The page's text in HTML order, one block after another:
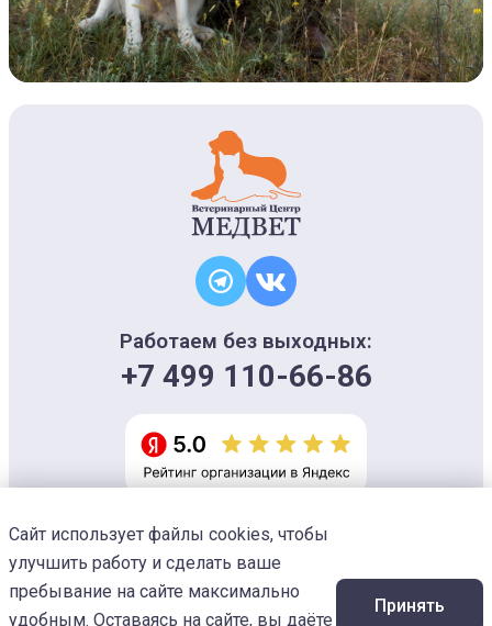
Работаем без выходных:
+7 499 110-66-86
Информация на сайте носит ознакомительный характер и не является
офертой, не может использоваться для постановки диагноза и плана
лечения
Изображения предоставлены Designed by Freepik
© 2026 Ветеринарный центр «МЕДВЕТ»
Сайт использует файлы cookies, чтобы
улучшить работу и сделать ваше
пребывание на сайте максимально
удобным. Оставаясь на сайте, вы даёте
Принять